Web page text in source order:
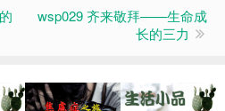
wsp029 齐来敬拜——生命成
长的三力